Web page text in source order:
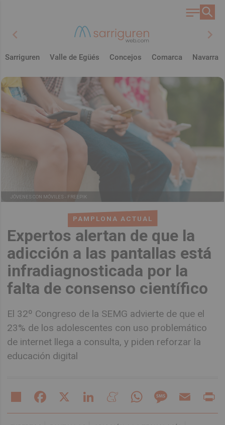
chevron_left chevron_right
Sarriguren Valle de Egüés Concejos Comarca Navarra
PAMPLONA ACTUAL
Expertos alertan de que la
adicción a las pantallas está
infradiagnosticada por la
falta de consenso científico
El 32º Congreso de la SEMG advierte de que el
23% de los adolescentes con uso problemático
de internet llega a consulta, y piden reforzar la
educación digital
JÓVENES CON MÓVILES - FREEPIK
Share Facebook LinkedIn MeneameWhatsAppMessageEmail